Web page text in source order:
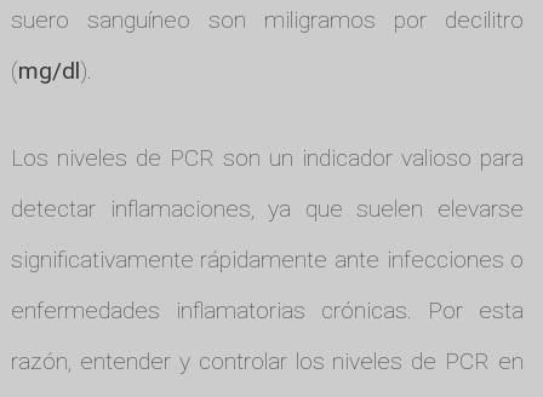
suero sanguíneo son miligramos por decilitro
(mg/dl).
Los niveles de PCR son un indicador valioso para
detectar inflamaciones, ya que suelen elevarse
significativamente rápidamente ante infecciones o
enfermedades inflamatorias crónicas. Por esta
razón, entender y controlar los niveles de PCR en